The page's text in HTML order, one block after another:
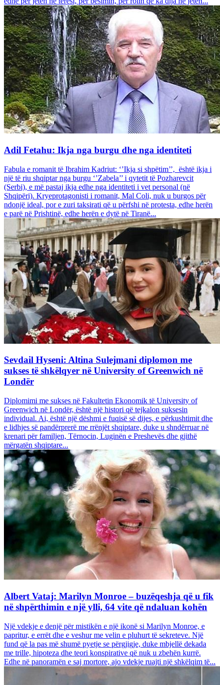
Adil Fetahu: Ikja nga burgu dhe nga identiteti
Fabula e romanit të Ibrahim Kadriut: ‘’Ikja si shpëtim’’, është ikja i
një të riu shqiptar nga burgu ‘’Zabela’’ i qytetit të Pozharevcit
(Serbi), e më pastaj ikja edhe nga identiteti i vet personal (në
Shqipëri). Kryeprotagonisti i romanit, Mal Coli, nuk u burgos për
ndonjë ideal, por e zuri taksirati që u përfshi në protesta, edhe herën
e parë në Prishtinë, edhe herën e dytë në Tiranë...
Sevdail Hyseni: Altina Sulejmani diplomon me
sukses të shkëlqyer në University of Greenwich në
Londër
Diplomimi me sukses në Fakultetin Ekonomik të University of
Greenwich në Londër, është një histori që tejkalon suksesin
individual. Ai, është një dëshmi e fuqisë së dijes, e përkushtimit dhe
e lidhjes së pandërprerë me rrënjët shqiptare, duke u shndërruar në
krenari për familjen, Tërnocin, Luginën e Preshevës dhe gjithë
mërgatën shqiptare...
Albert Vataj: Marilyn Monroe – buzëqeshja që u fik
në shpërthimin e një ylli, 64 vite që ndaluan kohën
Një vdekje e denjë për mistikën e një ikonë si Marilyn Monroe, e
papritur, e errët dhe e veshur me velin e pluhurt të sekreteve. Një
fund që la pas më shumë pyetje se përgjigje, duke mbjellë dekada
me trille, hipoteza dhe teori konspirative që nuk u zbehën kurrë.
Edhe në panoramën e saj mortore, ajo vdekje ruajti një shkëlqim të...